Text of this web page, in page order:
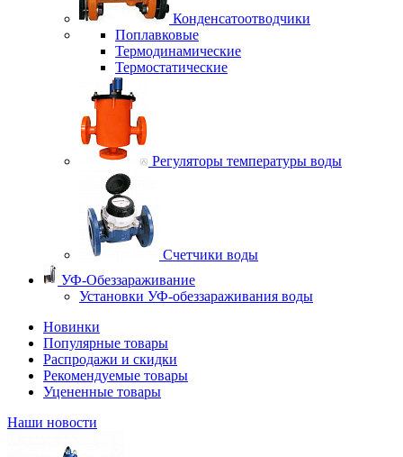
Конденсатоотводчики
Поплавковые
Термодинамические
Термостатические
Регуляторы температуры воды
Счетчики воды
УФ-Обеззараживание
Установки УФ-обеззараживания воды
Новинки
Популярные товары
Распродажи и скидки
Рекомендуемые товары
Уцененные товары
Наши новости